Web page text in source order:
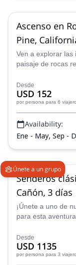
Ascenso en
Pine,
Ven a explorar las
paisaje de rocas
Nevada.
formaciones
calidad.
Desde
USD 152
por persona para 6
Availability:
Ene - May, Sep -
Únete a un grupo
Senderos
Cañón, 3 días
¡Únete a uno de
para esta
de Estados Unidos.
Desde
USD 1135
por persona para 3